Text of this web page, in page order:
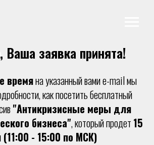
Ваша заявка принята!
времяна указанный вами e-mail мы
как посетить бесплатный
"Антикризисные меры для
бизнеса", который продет 15
(11:00 - 15:00 по МСК)